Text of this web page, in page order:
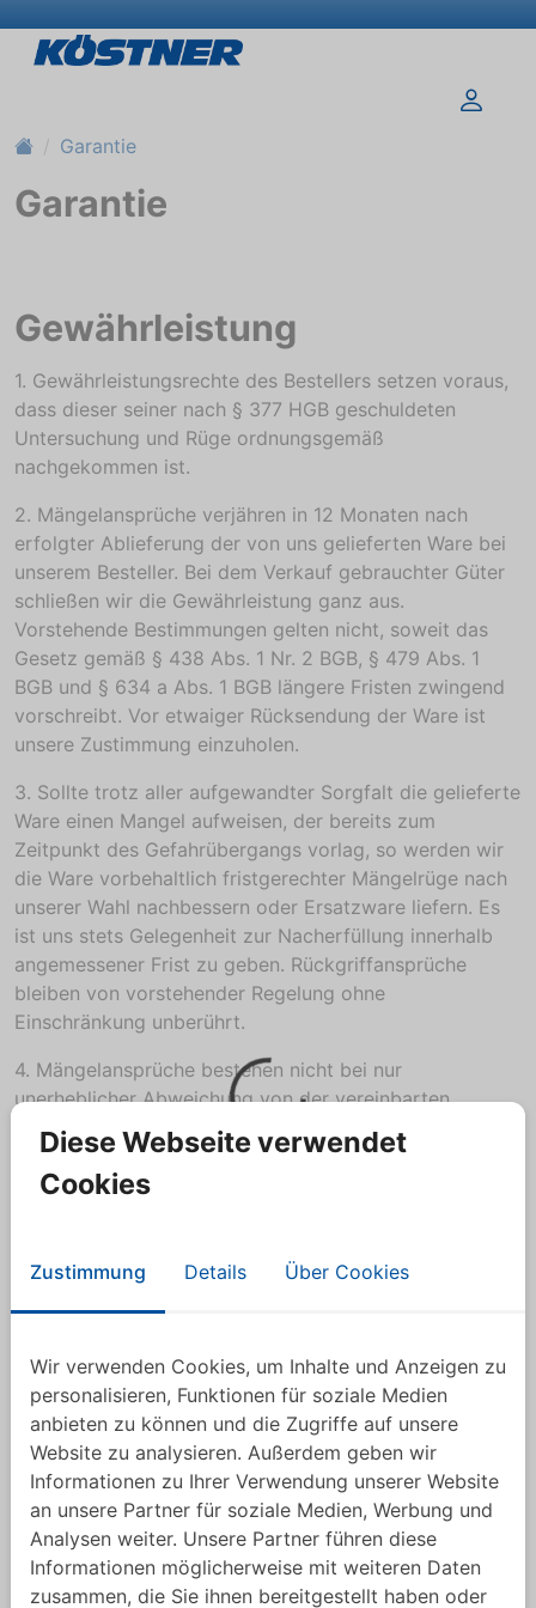
Garantie
Garantie
Gewährleistung
1. Gewährleistungsrechte des Bestellers setzen voraus,
dass dieser seiner nach § 377 HGB geschuldeten
Untersuchung und Rüge ordnungsgemäß
nachgekommen ist.
2. Mängelansprüche verjähren in 12 Monaten nach
erfolgter Ablieferung der von uns gelieferten Ware bei
unserem Besteller. Bei dem Verkauf gebrauchter Güter
schließen wir die Gewährleistung ganz aus.
Vorstehende Bestimmungen gelten nicht, soweit das
Gesetz gemäß § 438 Abs. 1 Nr. 2 BGB, § 479 Abs. 1
BGB und § 634 a Abs. 1 BGB längere Fristen zwingend
vorschreibt. Vor etwaiger Rücksendung der Ware ist
unsere Zustimmung einzuholen.
3. Sollte trotz aller aufgewandter Sorgfalt die gelieferte
Ware einen Mangel aufweisen, der bereits zum
Zeitpunkt des Gefahrübergangs vorlag, so werden wir
die Ware vorbehaltlich fristgerechter Mängelrüge nach
unserer Wahl nachbessern oder Ersatzware liefern. Es
ist uns stets Gelegenheit zur Nacherfüllung innerhalb
angemessener Frist zu geben. Rückgriffansprüche
bleiben von vorstehender Regelung ohne
Einschränkung unberührt.
4. Mängelansprüche bestehen nicht bei nur
unerheblicher Abweichung von der vereinbarten
Beschaffenheit, bei nur unerheblicher Beeinträchtigung
der Brauchbarkeit, bei natürlicher Abnutzung oder
Verschleiß, sowie bei Schäden, die nach dem
Betriebsmittel, mangelhafter Bauarbeiten, ungeeigneten
vorausgesetzt sind.
Werden vom Besteller oder Dritten unsachgemäße
Instandsetzungsarbeiten oder Änderungen
vorgenommen, so bestehen für diese und die daraus
entstehenden Folgen ebenfalls keine
Gewährleistungsansprüche.
5. Ansprüche des Bestellers wegen der zum Zweck der
Diese Webseite verwendet
Cookies
Zustimmung Details Über Cookies
Wir verwenden Cookies, um Inhalte und Anzeigen zu
personalisieren, Funktionen für soziale Medien
anbieten zu können und die Zugriffe auf unsere
Website zu analysieren. Außerdem geben wir
Informationen zu Ihrer Verwendung unserer Website
an unsere Partner für soziale Medien, Werbung und
Analysen weiter. Unsere Partner führen diese
Informationen möglicherweise mit weiteren Daten
zusammen, die Sie ihnen bereitgestellt haben oder